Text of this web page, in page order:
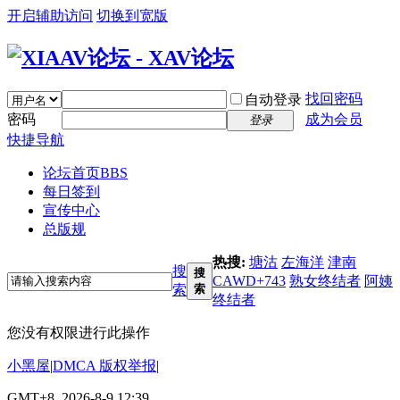
开启辅助访问 切换到宽版
自动登录 找回密码
密码
登录
成为会员
快捷导航
论坛首页BBS
每日签到
宣传中心
总版规
搜
索
搜
索
热搜: 塘沽 左海洋 津南
CAWD+743 熟女终结者 阿姨
终结者
您没有权限进行此操作
小黑屋|DMCA 版权举报|